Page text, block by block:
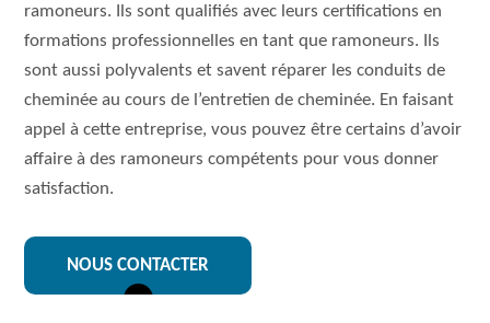
ramoneurs. Ils sont qualifiés avec leurs certifications en
formations professionnelles en tant que ramoneurs. Ils
sont aussi polyvalents et savent réparer les conduits de
cheminée au cours de l’entretien de cheminée. En faisant
appel à cette entreprise, vous pouvez être certains d’avoir
affaire à des ramoneurs compétents pour vous donner
satisfaction.
NOUS CONTACTER